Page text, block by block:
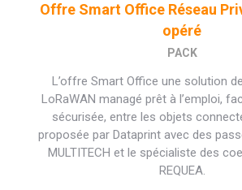
Offre Smart Office Réseau
opéré
PACK
L’offre Smart Office une solution
LoRaWAN managé prêt à l’emploi,
sécurisée, entre les objets
proposée par Dataprint avec des
MULTITECH et le spécialiste des
REQUEA.